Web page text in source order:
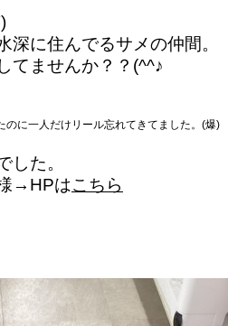
に住んでるサメの仲間。
てませんか？？(^^♪
に一人だけリール忘れてきてました。(爆)
した。
→HPはこちら